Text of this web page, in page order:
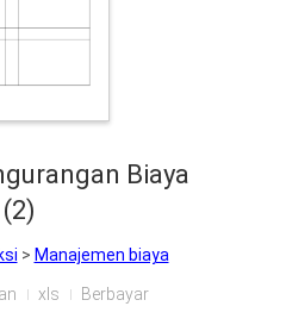
Biaya
(2)
> Manajemen biaya
xls Berbayar